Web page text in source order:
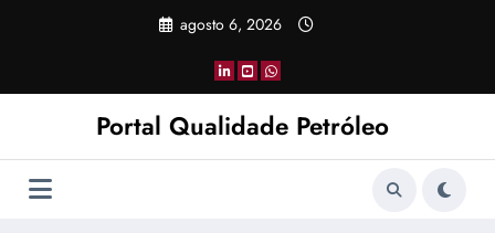
agosto 6, 2026
Portal Qualidade Petróleo